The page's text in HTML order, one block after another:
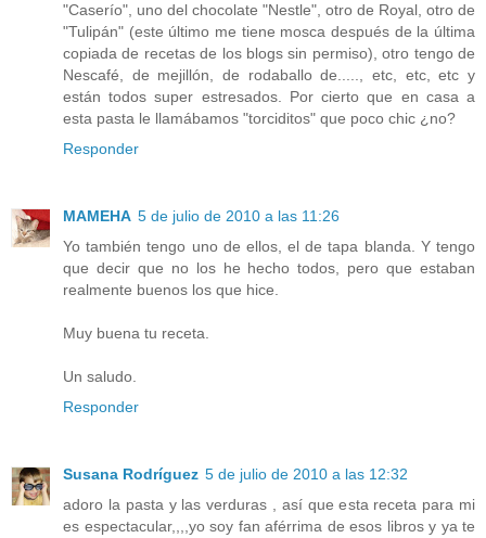
"Caserío", uno del chocolate "Nestle", otro de Royal, otro de
"Tulipán" (este último me tiene mosca después de la última
copiada de recetas de los blogs sin permiso), otro tengo de
Nescafé, de mejillón, de rodaballo de....., etc, etc, etc y
están todos super estresados. Por cierto que en casa a
esta pasta le llamábamos "torciditos" que poco chic ¿no?
Responder
MAMEHA 5 de julio de 2010 a las 11:26
Yo también tengo uno de ellos, el de tapa blanda. Y tengo
que decir que no los he hecho todos, pero que estaban
realmente buenos los que hice.
Muy buena tu receta.
Un saludo.
Responder
Susana Rodríguez 5 de julio de 2010 a las 12:32
adoro la pasta y las verduras , así que esta receta para mi
es espectacular,,,,yo soy fan aférrima de esos libros y ya te